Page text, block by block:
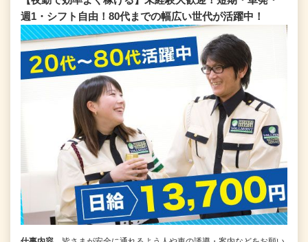
週1・シフト自由！80代までの幅広い世代が活躍中！